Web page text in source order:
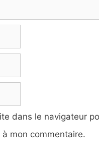
dans le navigateur
mon commentaire.